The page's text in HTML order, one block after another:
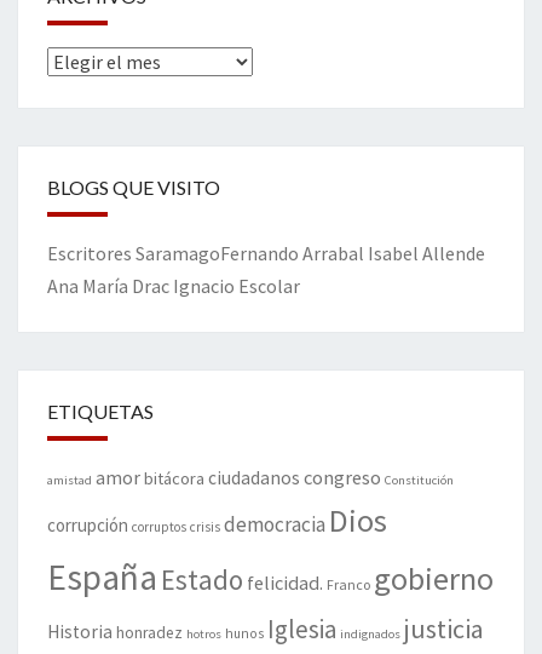
Archivos
BLOGS QUE VISITO
Escritores SaramagoFernando Arrabal Isabel Allende
Ana María Drac Ignacio Escolar
ETIQUETAS
amistad amorbitácora ciudadanos congreso Constitución
corrupción corruptos crisis democracia Dios
España Estado felicidad. Franco gobierno
Historia honradez hotros hunos Iglesia indignados justicia